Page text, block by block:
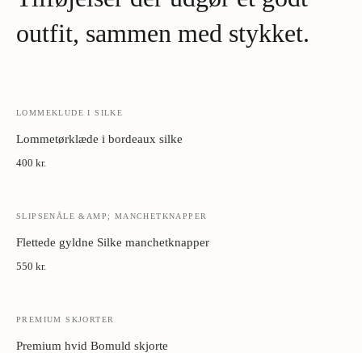
Par Navy Royal silkeslipset med en hvid eller lyseblå skjorte og et
skræddersyet jakkesæt
outfit, sammen med stykket.
LOMMEKLUDE I SILKE
Lommetørklæde i bordeaux silke
400 kr.
SLIPSENÅLE &AMP; MANCHETKNAPPER
Flettede gyldne Silke manchetknapper
550 kr.
PREMIUM SKJORTER
Premium hvid Bomuld skjorte